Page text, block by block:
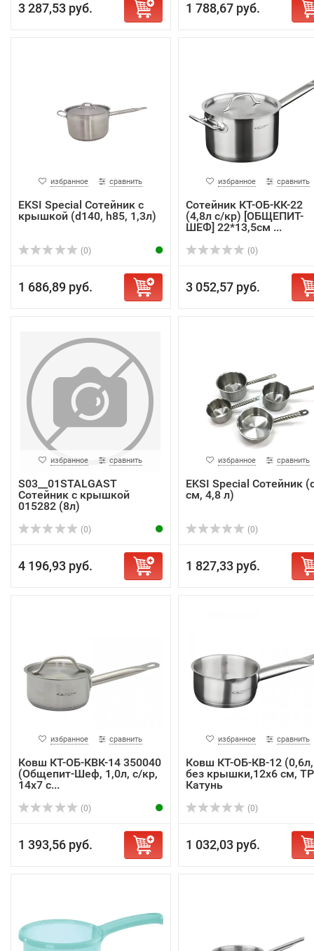
3 287,53 руб. 1 788,67 руб.
избранное сравнить
EKSI Special Сотейник с
крышкой (d140, h85, 1,3л)
(0)
1 686,89 руб.
избранное сравнить
Сотейник КТ-ОБ-КК-22
(4,8л с/кр) [ОБЩЕПИТ-
ШЕФ] 22*13,5см ...
(0)
3 052,57 руб.
избранное сравнить
S03__01STALGAST
Сотейник с крышкой
015282 (8л)
(0)
4 196,93 руб.
избранное сравнить
EKSI Special Сотейник
см, 4,8 л)
(0)
1 827,33 руб.
избранное сравнить
Ковш КТ-ОБ-КВК-14 350040
(Общепит-Шеф, 1,0л, с/кр,
14х7 с...
(0)
1 393,56 руб.
избранное сравнить
Ковш КТ-ОБ-КВ-12 (0,6л,
без крышки,12х6 см,
Катунь
(0)
1 032,03 руб.